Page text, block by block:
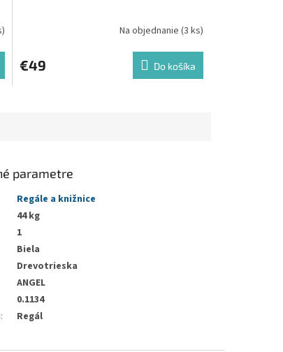
Na objednanie (3 ks)
€49 Do košíka
parametre
Regále a knižnice
44 kg
1
Biela
Drevotrieska
ANGEL
0.1134
: Regál